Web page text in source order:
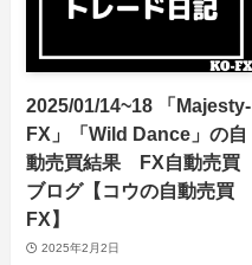
2025/01/14~18 「Majesty-
FX」「Wild Dance」の自
動売買結果 FX自動売買
ブログ【コウの自動売買
FX】
2025年2月2日